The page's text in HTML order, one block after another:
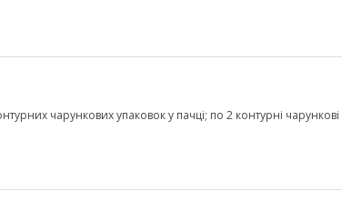
чарункових упаковок у пачці; по 2 контурні